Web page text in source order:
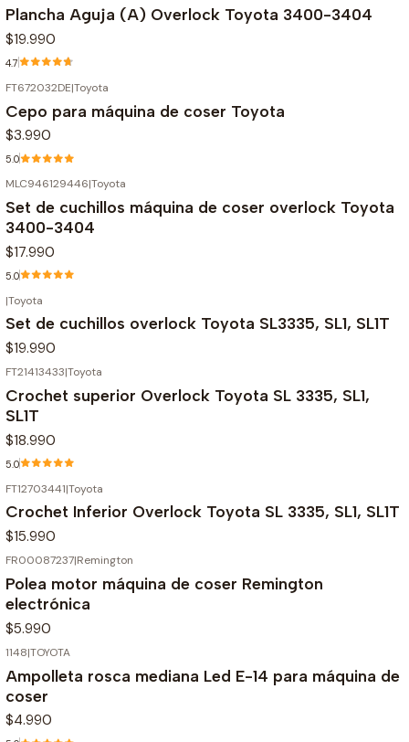
Plancha Aguja (A) Overlock Toyota 3400-3404
$19.990
4.7
FT672032DE|Toyota
Cepo para máquina de coser Toyota
$3.990
5.0
MLC946129446|Toyota
Set de cuchillos máquina de coser overlock Toyota
3400-3404
$17.990
5.0
|Toyota
Set de cuchillos overlock Toyota SL3335, SL1, SL1T
$19.990
FT21413433|Toyota
Crochet superior Overlock Toyota SL 3335, SL1,
SL1T
$18.990
5.0
FT12703441|Toyota
Crochet Inferior Overlock Toyota SL 3335, SL1, SL1T
$15.990
Agotado
FR00087237|Remington
Polea motor máquina de coser Remington
electrónica
$5.990
1148|TOYOTA
Ampolleta rosca mediana Led E-14 para máquina de
coser
$4.990